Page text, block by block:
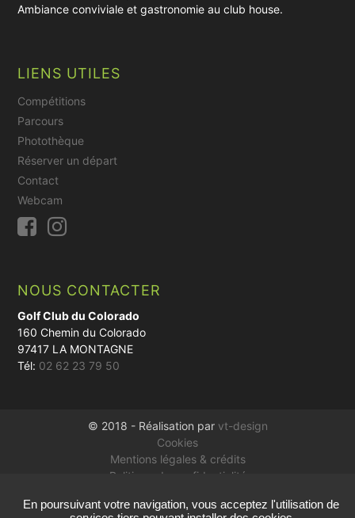
Ambiance conviviale et gastronomie au club house.
LIENS UTILES
Compétitions
Parcours
Photothèque
Réserver un départ
Contact
Webcam
NOUS CONTACTER
Golf Club du Colorado
160 Chemin du Colorado
97417 LA MONTAGNE
Tél: 02 62 23 79 50
© 2018 - Réalisation par vt-design
Cookies
Mentions légales & crédits
Politique de confidentialité
En poursuivant votre navigation, vous acceptez l'utilisation de